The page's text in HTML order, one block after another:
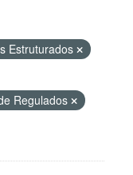
Estruturados
Regulados